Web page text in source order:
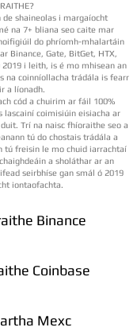
de shaineolas i margaíocht
na 7+ bliana seo caite mar
do phríomh-mhalartáin
Binance, Gate, BitGet, HTX,
2019 i leith, is é mo mhisean an
na coinníollacha trádála is fearr
a líonadh.
cód a chuirim ar fáil 100%
lascainí coimisiúin eisiacha ar
Trí na naisc fhíoraithe seo a
tú do chostais trádála a
tú freisin le mo chuid iarrachtaí
a sholáthar ar an
seirbhíse gan smál ó 2019
iontaofachta.
Binance
Coinbase
Mexc